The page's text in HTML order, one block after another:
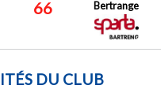
66
Bertrange
DU CLUB